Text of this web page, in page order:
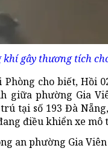
gây thương tích
cho biết, Hồi
giữa phường Gia
tại số 193 Đà
điều khiển xe
an phường Gia